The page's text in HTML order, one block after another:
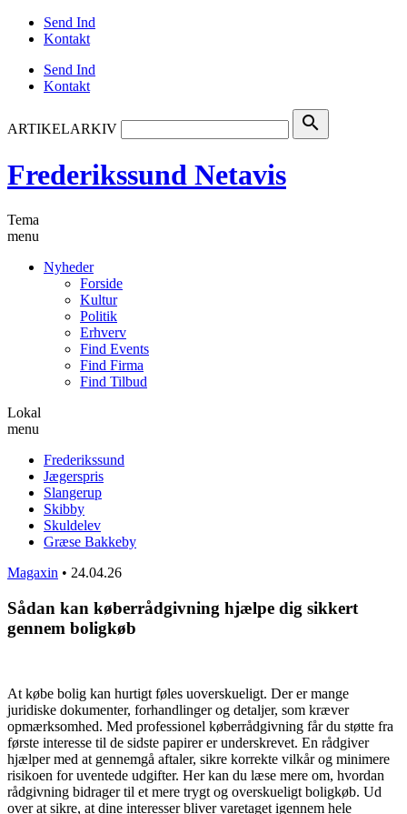
Send Ind
Kontakt
Send Ind
Kontakt
ARTIKELARKIV search
Frederikssund Netavis
Tema
menu
Nyheder
Forside
Kultur
Politik
Erhverv
Find Events
Find Firma
Find Tilbud
Lokal
menu
Frederikssund
Jægerspris
Slangerup
Skibby
Skuldelev
Græse Bakkeby
Magaxin • 24.04.26
Sådan kan køberrådgivning hjælpe dig sikkert
gennem boligkøb
At købe bolig kan hurtigt føles uoverskueligt. Der er mange
juridiske dokumenter, forhandlinger og detaljer, som kræver
opmærksomhed. Med professionel køberrådgivning får du støtte fra
første interesse til de sidste papirer er underskrevet. En rådgiver
hjælper med at gennemgå aftaler, sikre korrekte vilkår og minimere
risikoen for uventede udgifter. Her kan du læse mere om, hvordan
rådgivning bidrager til et mere trygt og overskueligt boligkøb. Ud
over at sikre, at dine interesser bliver varetaget igennem hele